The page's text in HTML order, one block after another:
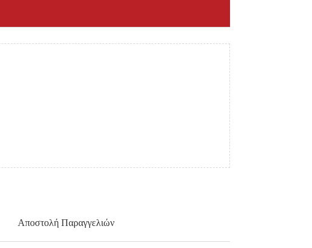
Αποστολή Παραγγελιών